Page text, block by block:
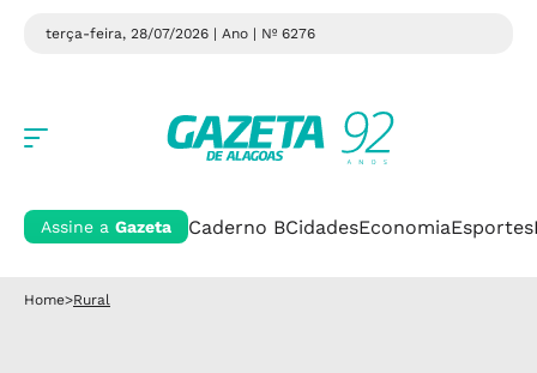
terça-feira, 28/07/2026 | Ano | Nº 6276
Assine a Gazeta Caderno BCidadesEconomiaEsportes
Home>Rural